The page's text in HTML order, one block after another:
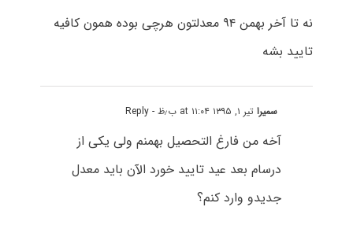
نه تا آخر بهمن ۹۴ معدلتون هرچی بوده همون کافیه
تایید بشه
سمیراتیر ۱, ۱۳۹۵ at ۱۱:۰۴ ب٫ظ - Reply
آخه من فارغ التحصیل بهمنم ولی یکی از
درسام بعد عید تایید خورد الآن باید معدل
جدیدو وارد کنم؟